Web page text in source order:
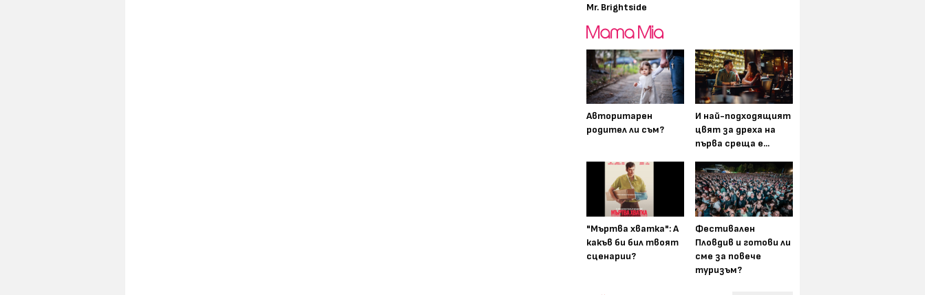
Mr. Brightside
Авторитарен
родител ли съм?
И най-подходящият
цвят за дреха на
първа среща е...
"Мъртва хватка": А
какъв би бил твоят
сценарии?
Фестивален
Пловдив и готови ли
сме за повече
туризъм?